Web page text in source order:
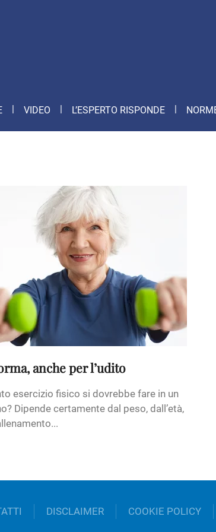
VIDEO L’ESPERTO RISPONDE
anche per l’udito
esercizio fisico si dovrebbe fare in un
Dipende certamente dal peso, dall’età,
DISCLAIMER COOKIE POLICY